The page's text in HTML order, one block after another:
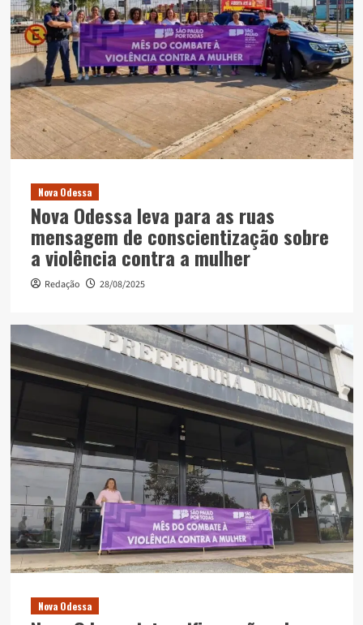
Nova Odessa
Nova Odessa leva para as ruas
mensagem de conscientização sobre
a violência contra a mulher
Redação 28/08/2025
Nova Odessa